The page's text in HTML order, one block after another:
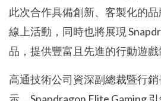
此次合作具備創新、客製化的
線上活動，同時也將展現
品，提供豐富且先進的行動遊戲
高通技術公司資深副總裁暨行